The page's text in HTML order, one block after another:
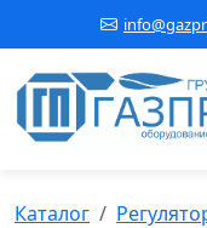
Каталог